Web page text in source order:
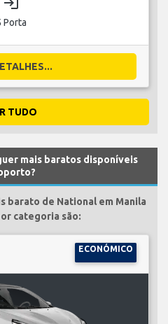
Porta
TUDO
mais baratos disponíveis
barato de National em Manila
categoria são:
ECONÓMICO